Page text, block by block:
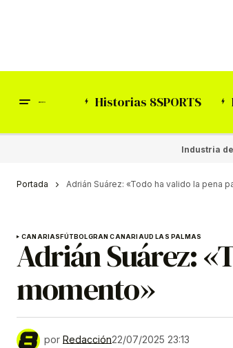
Historias 8SPORTS
Industria
Portada Adrián Suárez: «Todo ha valido la pena
CANARIASFÚTBOLGRAN CANARIAUD LAS PALMAS
Adrián Suárez:
momento»
por Redacción22/07/2025 23:13